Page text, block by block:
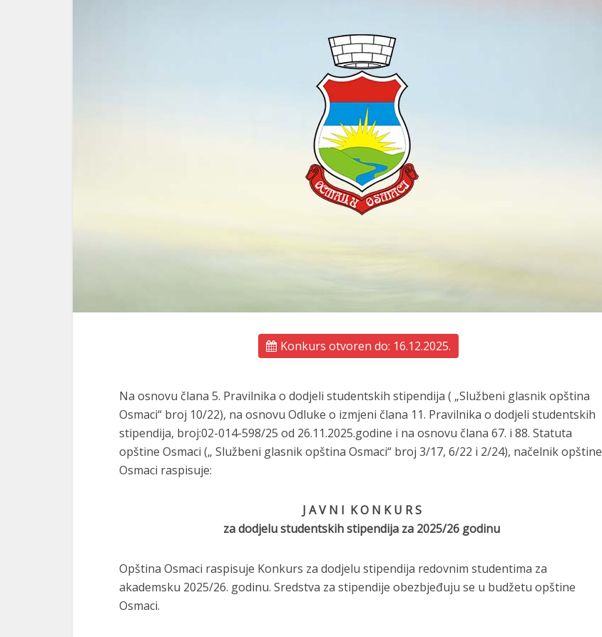
Konkurs otvoren do: 16.12.2025.
Na osnovu člana 5. Pravilnika o dodjeli studentskih stipendija ( „Službeni glasnik opština
Osmaci“ broj 10/22), na osnovu Odluke o izmjeni člana 11. Pravilnika o dodjeli studentskih
stipendija, broj:02-014-598/25 od 26.11.2025.godine i na osnovu člana 67. i 88. Statuta
opštine Osmaci („ Službeni glasnik opština Osmaci“ broj 3/17, 6/22 i 2/24), načelnik opštine
Osmaci raspisuje:
J A V N I K O N K U R S
za dodjelu studentskih stipendija za 2025/26 godinu
Opština Osmaci raspisuje Konkurs za dodjelu stipendija redovnim studentima za
akademsku 2025/26. godinu. Sredstva za stipendije obezbjeđuju se u budžetu opštine
Osmaci.